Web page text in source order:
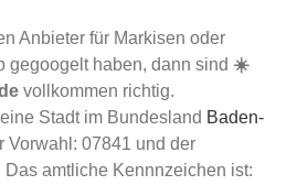
Anbieter für Markisen oder
gegoogelt haben, dann sind ☀️
vollkommen richtig.
Stadt im Bundesland Baden-
Vorwahl: 07841 und der
Das amtliche Kennnzeichen ist: